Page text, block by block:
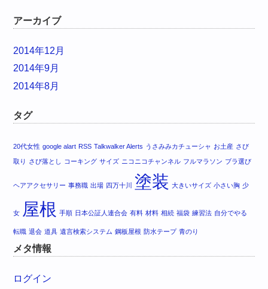
アーカイブ
2014年12月
2014年9月
2014年8月
タグ
20代女性 google alart RSS Talkwalker Alerts うさみみカチューシャ お土産 さび
取り さび落とし コーキング サイズ ニコニコチャンネル フルマラソン ブラ選び
ヘアアクセサリー 事務職 出場 四万十川 塗装 大きいサイズ 小さい胸 少
女 屋根 手順 日本公証人連合会 有料 材料 相続 福袋 練習法 自分でやる
転職 退会 道具 遺言検索システム 鋼板屋根 防水テープ 青のり
メタ情報
ログイン